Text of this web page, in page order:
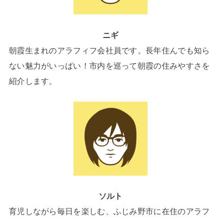
ニギ
朝霞生まれのアラフィフ会社員です。長年住んでも知ら
ない魅力がいっぱい！市内を巡って朝霞の住みやすさを
紹介します。
ソルト
育児しながら毎日を楽しむ、ふじみ野市に在住のアラフ